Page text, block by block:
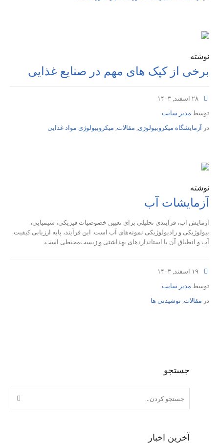
نوشته
برخی از کپک های مهم در صنایع غذایی
۲۸ اسفند, ۱۴۰۳
توسط مدیر سایت
در آزمایشگاه میکروبیولوژی, مقالات, میکروبیولوژی مواد غذایی
نوشته
آزمایشات آب
آزمایش آب، فرآیندی تحلیلی برای تعیین خصوصیات فیزیکی، شیمیایی،
بیولوژیکی و رادیولوژیکی نمونه‌های آب است. این فرآیند، پایه ارزیابی کیفیت
آب و انطباق آن با استانداردهای بهداشتی و زیست‌محیطی است.
۱۹ اسفند, ۱۴۰۳
توسط مدیر سایت
در مقالات, نوشیدنی ها
جستجو
آخرین اخبار